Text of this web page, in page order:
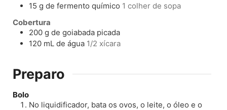
15 g de fermento químico 1 colher de sopa
Cobertura
200 g de goiabada picada
120 mL de água 1/2 xícara
Preparo
Bolo
No liquidificador, bata os ovos, o leite, o óleo e o